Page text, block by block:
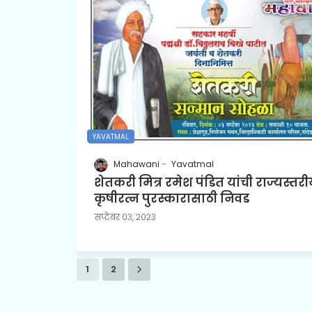
YAVATMAL
Mahawani Yavatmal
शेतकरी मित्र रमेश पंडित यांची
कृषीरत्न पुरस्कारासाठी निवड
सप्टेंबर ०३, २०२३
1 2